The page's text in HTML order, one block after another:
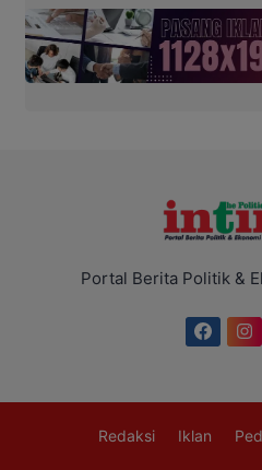
Portal Berita Politik &
Redaksi Iklan